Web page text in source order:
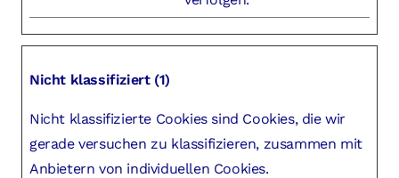
Nicht klassifiziert (1)
Nicht klassifizierte Cookies sind Cookies, die wir
gerade versuchen zu klassifizieren, zusammen mit
Anbietern von individuellen Cookies.